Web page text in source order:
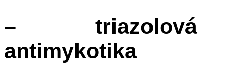
– triazolová
antimykotika